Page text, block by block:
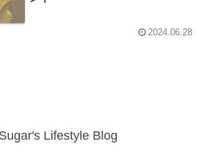
2024.06.28
Sugar's Lifestyle Blog